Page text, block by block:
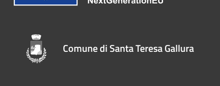
Comune di Santa Teresa Gallura